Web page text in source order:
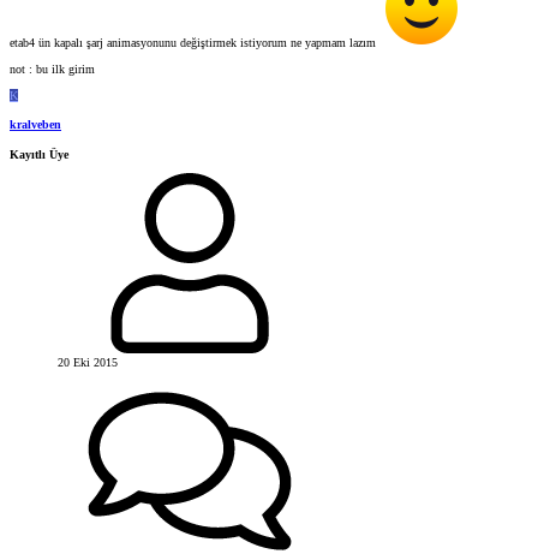
etab4 ün kapalı şarj animasyonunu değiştirmek istiyorum ne yapmam lazım
not : bu ilk girim
K
kralveben
Kayıtlı Üye
20 Eki 2015